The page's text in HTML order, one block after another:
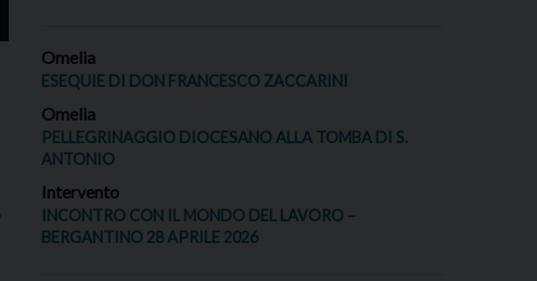
Omelia
ESEQUIE DI DON FRANCESCO ZACCARINI
Omelia
PELLEGRINAGGIO DIOCESANO ALLA TOMBA DI S.
ANTONIO
Intervento
INCONTRO CON IL MONDO DEL LAVORO –
BERGANTINO 28 APRILE 2026